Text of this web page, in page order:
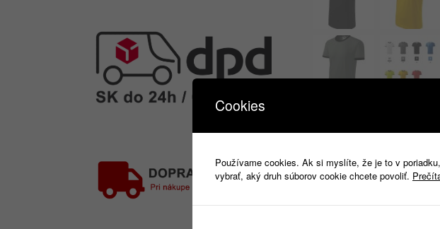
Popis Ďalšie
Popis
Infinity131
Cookies
Používame cookies. Ak si myslíte, že je to v
vybrať, aký druh súborov cookie chcete povoliť.